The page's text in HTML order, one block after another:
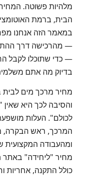
מלהיות פשוטה.
הבית, ברמת
במאמר הזה אנחנו
— מהרכישה דרך
— כדי שתוכלו לקבל
בדיוק מה אתם
מחיר מרכך מים לבית
והסיבה לכך היא
לכולם". העלות
המרכך, ראש הבקרה,
ומהעבודה המקצועית
מחיר "ליחידה" באתר
כולל התקנה, אחריות